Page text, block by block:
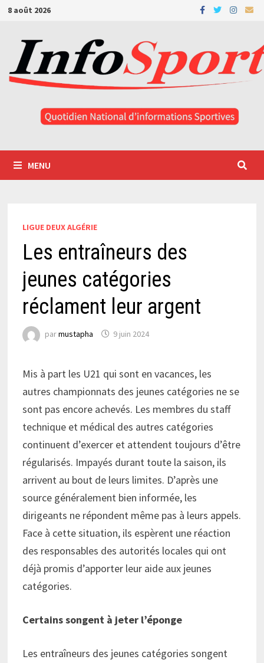
Passer
contenu
8 août 2026
MENU
LIGUE DEUX ALGÉRIE
Les entraîneurs des
jeunes catégories
réclament leur argent
parmustapha 9 juin 2024
Mis à part les U21 qui sont en vacances, les
autres championnats des jeunes catégories ne se
sont pas encore achevés. Les membres du staff
technique et médical des autres catégories
continuent d’exercer et attendent toujours d’être
régularisés. Impayés durant toute la saison, ils
arrivent au bout de leurs limites. D’après une
source généralement bien informée, les
dirigeants ne répondent même pas à leurs appels.
Face à cette situation, ils espèrent une réaction
des responsables des autorités locales qui ont
déjà promis d’apporter leur aide aux jeunes
catégories.
Certains songent à jeter l’éponge
Les entraîneurs des jeunes catégories songent